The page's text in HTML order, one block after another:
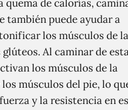
quema de calorías,
también puede ayudar a
los músculos de
Al caminar de
los músculos de la
músculos del pie, lo
y la resistencia en